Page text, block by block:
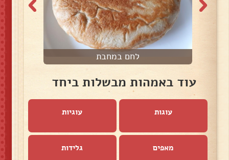
לחם במחבת
עוד באמהות מבשלות ביחד
עוגות עוגיות
מאפים גלידות